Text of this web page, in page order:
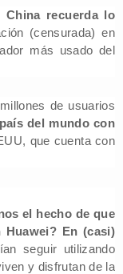
China recuerda lo
(censurada) en
más usado del
de usuarios
del mundo con
que cuenta con
el hecho de que
En (casi)
seguir utilizando
y disfrutan de la